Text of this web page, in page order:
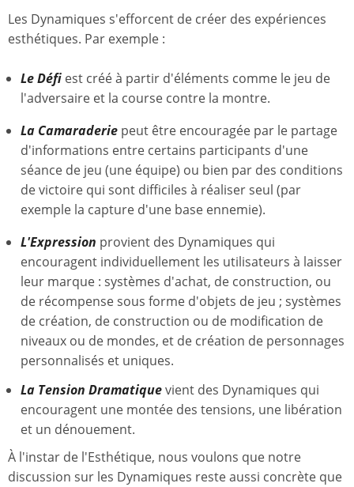
Les Dynamiques s'efforcent de créer des expériences
esthétiques. Par exemple :
Le Défi est créé à partir d'éléments comme le jeu de
l'adversaire et la course contre la montre.
La Camaraderie peut être encouragée par le partage
d'informations entre certains participants d'une
séance de jeu (une équipe) ou bien par des conditions
de victoire qui sont difficiles à réaliser seul (par
exemple la capture d'une base ennemie).
L'Expression provient des Dynamiques qui
encouragent individuellement les utilisateurs à laisser
leur marque : systèmes d'achat, de construction, ou
de récompense sous forme d'objets de jeu ; systèmes
de création, de construction ou de modification de
niveaux ou de mondes, et de création de personnages
personnalisés et uniques.
La Tension Dramatiquevient des Dynamiques qui
encouragent une montée des tensions, une libération
et un dénouement.
À l'instar de l'Esthétique, nous voulons que notre
discussion sur les Dynamiques reste aussi concrète que